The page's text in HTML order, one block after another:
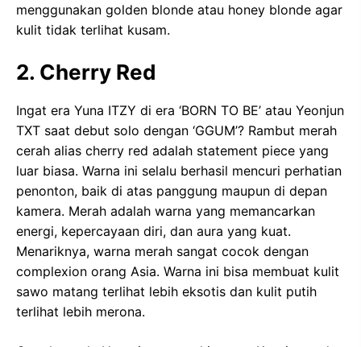
menggunakan golden blonde atau honey blonde agar
kulit tidak terlihat kusam.
2. Cherry Red
Ingat era Yuna ITZY di era ‘BORN TO BE’ atau Yeonjun
TXT saat debut solo dengan ‘GGUM’? Rambut merah
cerah alias cherry red adalah statement piece yang
luar biasa. Warna ini selalu berhasil mencuri perhatian
penonton, baik di atas panggung maupun di depan
kamera. Merah adalah warna yang memancarkan
energi, kepercayaan diri, dan aura yang kuat.
Menariknya, warna merah sangat cocok dengan
complexion orang Asia. Warna ini bisa membuat kulit
sawo matang terlihat lebih eksotis dan kulit putih
terlihat lebih merona.